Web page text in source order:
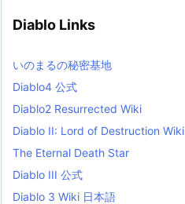
e
i
s
t
Diablo Links
いのまるの秘密基地
Diablo4 公式
Diablo2 Resurrected Wiki
Diablo II: Lord of Destruction Wiki
The Eternal Death Star
Diablo III 公式
Diablo 3 Wiki 日本語